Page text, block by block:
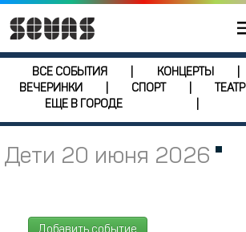
ВСЕ СОБЫТИЯ КОНЦЕРТЫ
ВЕЧЕРИНКИ
СПОРТ ТЕАТР
ЕЩЕ В ГОРОДЕ
Дети 20 июня 2026